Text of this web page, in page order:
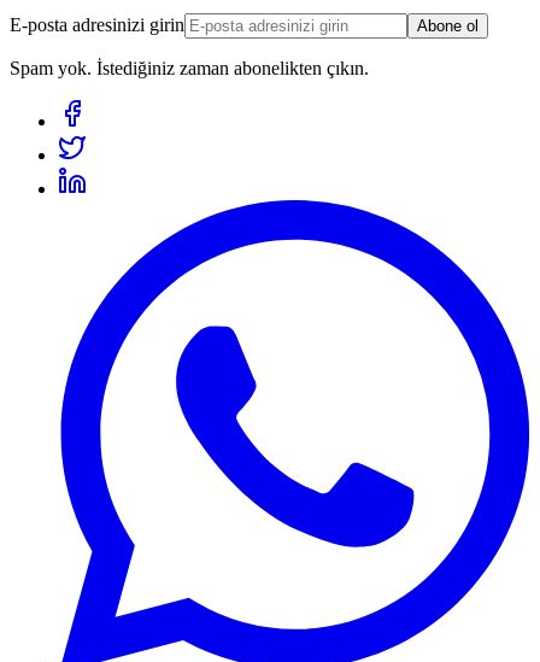
E-posta adresinizi girin Abone ol
Spam yok. İstediğiniz zaman abonelikten çıkın.